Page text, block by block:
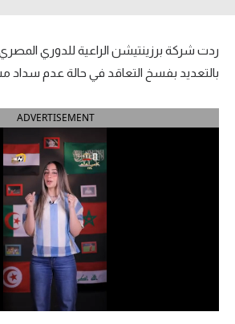
الدوري الإنجليزي الممتاز
الدوري الإسباني
الدوري السعودي للمحترفين
ردت شركة برزينتيشن الراعية للدوري
بالتعديد بفسخ التعاقد في حالة عدم سداد
ADVERTISEMENT